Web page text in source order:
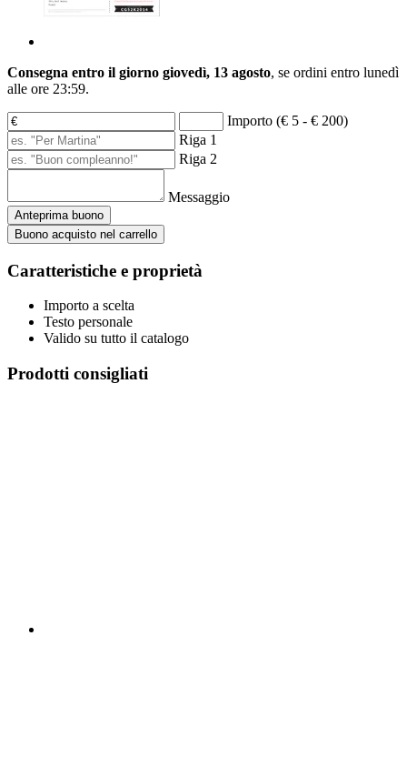
Consegna entro il giorno giovedì, 13 agosto, se ordini entro lunedì
alle ore 23:59.
Importo (€ 5 - € 200)
Riga 1
Riga 2
Messaggio
Anteprima buono
Buono acquisto nel carrello
Caratteristiche e proprietà
Importo a scelta
Testo personale
Valido su tutto il catalogo
Prodotti consigliati